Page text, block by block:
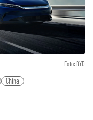
Foto: BYD
China